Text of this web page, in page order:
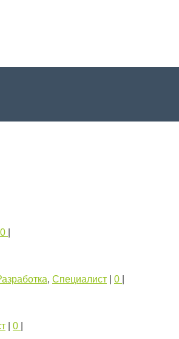
0
, Специалист 0
0